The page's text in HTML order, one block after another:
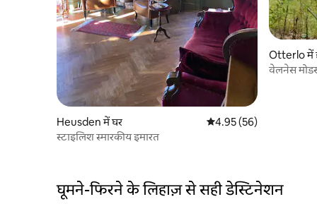
Heusden में घर औसत रेटिंग 5 में से 4.95, 56
4.95 (56)
स्टाइलिश स्मारकीय इमारत
Otterlo में
वेलनेस
घूमने-फिरने के लिहाज़ से सही डेस्टिनेशन